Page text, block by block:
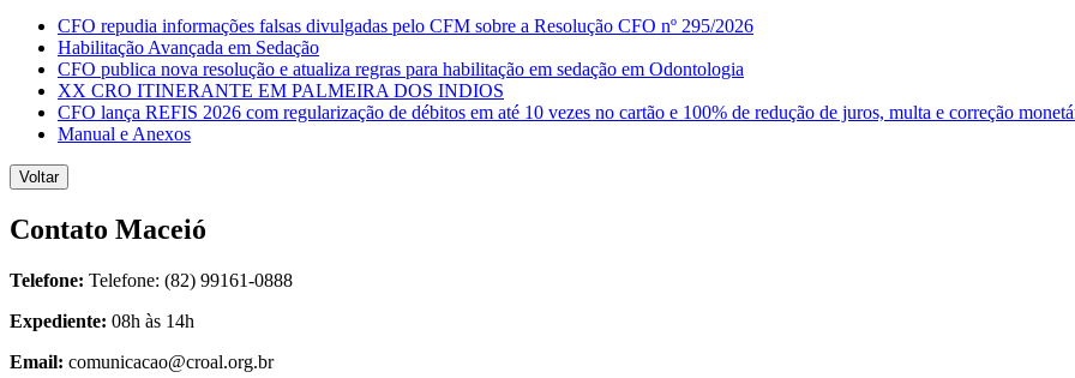
CFO repudia informações falsas divulgadas pelo CFM sobre a Resolução CFO nº 295/2026
Habilitação Avançada em Sedação
CFO publica nova resolução e atualiza regras para habilitação em sedação em Odontologia
XX CRO ITINERANTE EM PALMEIRA DOS INDIOS
CFO lança REFIS 2026 com regularização de débitos em até 10 vezes no cartão e 100% de redução de juros, multa e correção
Manual e Anexos
Voltar
Contato Maceió
Telefone: Telefone: (82) 99161-0888
Expediente: 08h às 14h
Email: comunicacao@croal.org.br